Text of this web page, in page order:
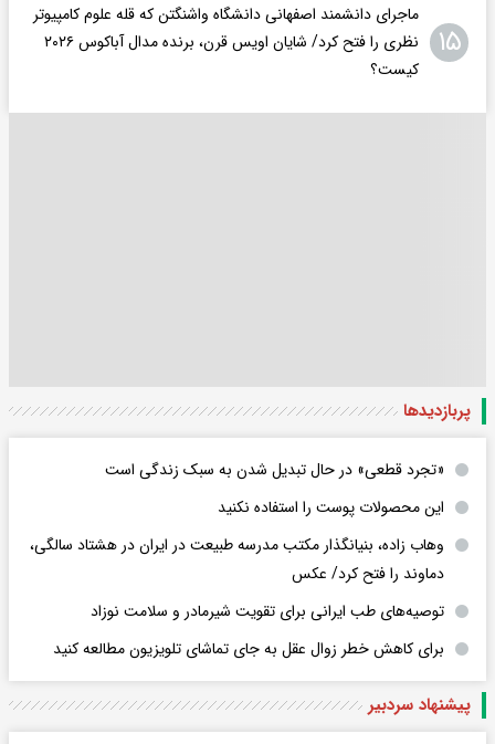
۱۵
ماجرای دانشمند اصفهانی دانشگاه واشنگتن که قله علوم کامپیوتر
نظری را فتح کرد/ شایان اویس‌ قرن، برنده مدال آباکوس ۲۰۲۶
کیست؟
پربازدید‌ها
«تجرد قطعی» در حال تبدیل شدن به سبک زندگی است
این محصولات پوست را استفاده نکنید
وهاب زاده، بنیانگذار مکتب مدرسه طبیعت در ایران در هشتاد سالگی،
دماوند را فتح کرد/ عکس
توصیه‌های طب ایرانی برای تقویت شیرمادر و سلامت نوزاد
برای کاهش خطر زوال عقل به جای تماشای تلویزیون مطالعه کنید
پیشنهاد سردبیر